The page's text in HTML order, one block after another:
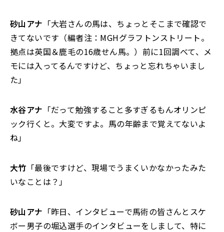
砂山アナ 「大岩さんの馬は、ちょっとそこまで確認で
きてないです（編者注：MGHグラフトンストリート。
拠点は英国＆鹿毛の16歳せん馬。）前に1回調べて、メ
モには入ってるんですけど、ちょっと忘れちゃいまし
た」
水谷アナ 「だって勉強すること多すぎるもんオリンピ
ック行くと。大変ですよ。馬の年齢まで覚えてないよ
ね」
大竹 「最後ですけど、現場でうまくいかなかったみた
いなことは？」
砂山アナ 「昨日、インタビューで馬術の皆さんとスケ
ボー男子の堀込選手のインタビューをしまして、特に